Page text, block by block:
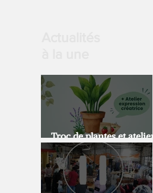
Troc de plantes et atelier
expression artistique